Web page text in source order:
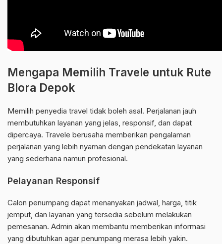
Mengapa Memilih Travele untuk Rute
Blora Depok
Memilih penyedia travel tidak boleh asal. Perjalanan jauh
membutuhkan layanan yang jelas, responsif, dan dapat
dipercaya. Travele berusaha memberikan pengalaman
perjalanan yang lebih nyaman dengan pendekatan layanan
yang sederhana namun profesional.
Pelayanan Responsif
Calon penumpang dapat menanyakan jadwal, harga, titik
jemput, dan layanan yang tersedia sebelum melakukan
pemesanan. Admin akan membantu memberikan informasi
yang dibutuhkan agar penumpang merasa lebih yakin.